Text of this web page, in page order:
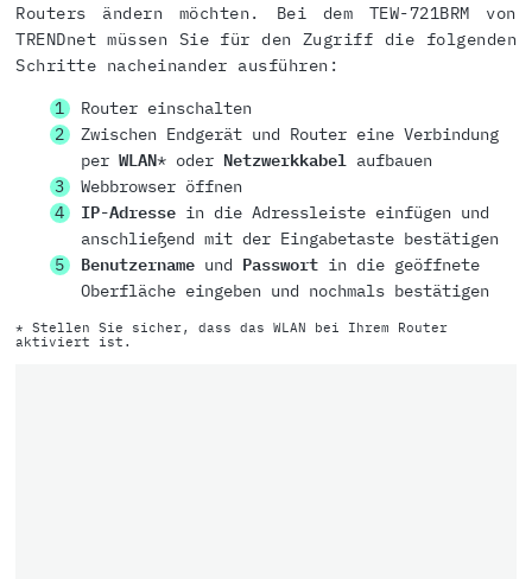
Routers ändern möchten. Bei dem TEW-721BRM von
TRENDnet müssen Sie für den Zugriff die folgenden
Schritte nacheinander ausführen:
Router einschalten
Zwischen Endgerät und Router eine Verbindung
per WLAN* oder Netzwerkkabel aufbauen
Webbrowser öffnen
IP-Adressein die Adressleiste einfügen und
anschließend mit der Eingabetaste bestätigen
Benutzernameund Passwortin die geöffnete
Oberfläche eingeben und nochmals bestätigen
* Stellen Sie sicher, dass das WLAN bei Ihrem Router
aktiviert ist.